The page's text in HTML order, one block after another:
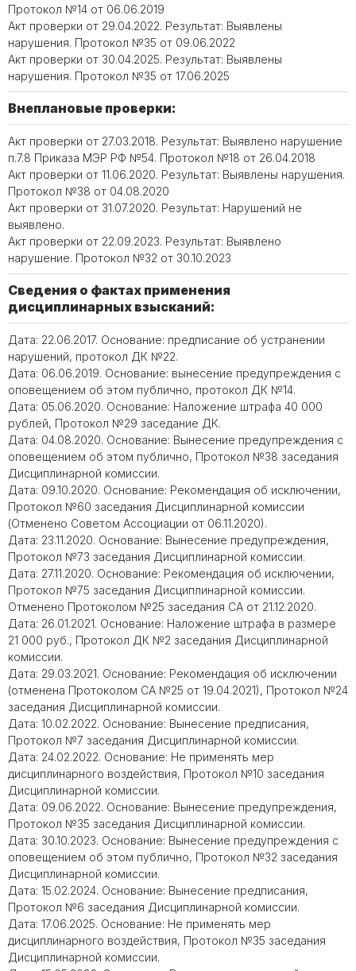
Протокол №14 от 06.06.2019
Акт проверки от 29.04.2022. Результат: Выявлены
нарушения. Протокол №35 от 09.06.2022
Акт проверки от 30.04.2025. Результат: Выявлены
нарушения. Протокол №35 от 17.06.2025
Внеплановые проверки:
Акт проверки от 27.03.2018. Результат: Выявлено нарушение
п.7.8 Приказа МЭР РФ №54. Протокол №18 от 26.04.2018
Акт проверки от 11.06.2020. Результат: Выявлены нарушения.
Протокол №38 от 04.08.2020
Акт проверки от 31.07.2020. Результат: Нарушений не
выявлено.
Акт проверки от 22.09.2023. Результат: Выявлено
нарушение. Протокол №32 от 30.10.2023
Сведения о фактах применения
дисциплинарных взысканий:
Дата: 22.06.2017. Основание: предписание об устранении
нарушений, протокол ДК №22.
Дата: 06.06.2019. Основание: вынесение предупреждения с
оповещением об этом публично, протокол ДК №14.
Дата: 05.06.2020. Основание: Наложение штрафа 40 000
рублей, Протокол №29 заседание ДК.
Дата: 04.08.2020. Основание: Вынесение предупреждения с
оповещением об этом публично, Протокол №38 заседания
Дисциплинарной комиссии.
Дата: 09.10.2020. Основание: Рекомендация об исключении,
Протокол №60 заседания Дисциплинарной комиссии
(Отменено Советом Ассоциации от 06.11.2020).
Дата: 23.11.2020. Основание: Вынесение предупреждения,
Протокол №73 заседания Дисциплинарной комиссии.
Дата: 27.11.2020. Основание: Рекомендация об исключении,
Протокол №75 заседания Дисциплинарной комиссии.
Отменено Протоколом №25 заседания СА от 21.12.2020.
Дата: 26.01.2021. Основание: Наложение штрафа в размере
21 000 руб., Протокол ДК №2 заседания Дисциплинарной
комиссии.
Дата: 29.03.2021. Основание: Рекомендация об исключении
(отменена Протоколом СА №25 от 19.04.2021), Протокол №24
заседания Дисциплинарной комиссии.
Дата: 10.02.2022. Основание: Вынесение предписания,
Протокол №7 заседания Дисциплинарной комиссии.
Дата: 24.02.2022. Основание: Не применять мер
дисциплинарного воздействия, Протокол №10 заседания
Дисциплинарной комиссии.
Дата: 09.06.2022. Основание: Вынесение предупреждения,
Протокол №35 заседания Дисциплинарной комиссии.
Дата: 30.10.2023. Основание: Вынесение предупреждения с
оповещением об этом публично, Протокол №32 заседания
Дисциплинарной комиссии.
Дата: 15.02.2024. Основание: Вынесение предписания,
Протокол №6 заседания Дисциплинарной комиссии.
Дата: 17.06.2025. Основание: Не применять мер
дисциплинарного воздействия, Протокол №35 заседания
Дисциплинарной комиссии.